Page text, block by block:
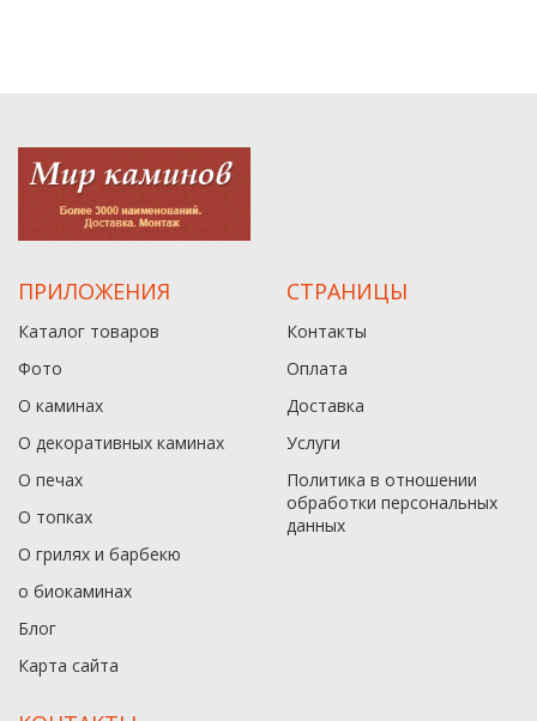
ПРИЛОЖЕНИЯ
Каталог товаров
Фото
О каминах
О декоративных каминах
О печах
О топках
О грилях и барбекю
о биокаминах
Блог
Карта сайта
СТРАНИЦЫ
Контакты
Оплата
Доставка
Услуги
Политика в отношении
обработки персональных
данныx